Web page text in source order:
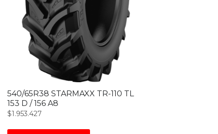
540/65R38 STARMAXX TR-110 TL
153 D / 156 A8
$1.953.427